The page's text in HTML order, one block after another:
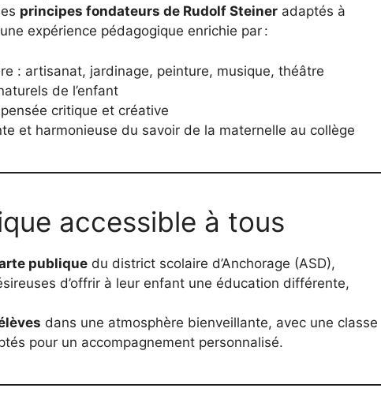
principes fondateurs de Rudolf Steiner adaptés à
expérience pédagogique enrichie par :
: artisanat, jardinage, peinture, musique, théâtre
de l’enfant
critique et créative
et harmonieuse du savoir de la maternelle au collège
accessible à tous
publique du district scolaire d’Anchorage (ASD),
d’offrir à leur enfant une éducation différente,
dans une atmosphère bienveillante, avec une classe
pour un accompagnement personnalisé.